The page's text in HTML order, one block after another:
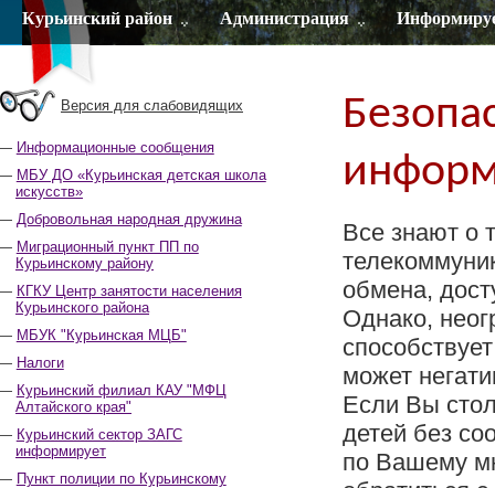
Курьинский район Администрация
Версия для слабовидящих
Информационные сообщения
МБУ ДО «Курьинская детская школа
искусств»
Добровольная народная дружина
Миграционный пункт ПП по
Курьинскому району
КГКУ Центр занятости населения
Курьинского района
МБУК "Курьинская МЦБ"
Налоги
Курьинский филиал КАУ "МФЦ
Алтайского края"
Курьинский сектор ЗАГС
информирует
Пункт полиции по Курьинскому
Все знают о
обмена,
Однако,
может
Если Вы
детей без
по Вашему